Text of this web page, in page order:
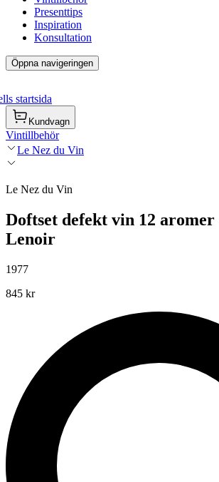
Presenttips
Inspiration
Konsultation
Öppna navigeringen
startsida
Kundvagn
Vintillbehör
Le Nez du Vin
Le Nez du Vin
Doftset defekt vin 12 aromer
Lenoir
1977
845 kr